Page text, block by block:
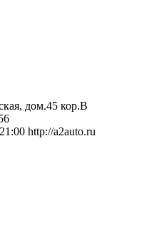
дом.45 кор.В
http://a2auto.ru